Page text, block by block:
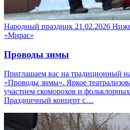
Народный праздник 21.02.2026
«Мирас»
Проводы зимы
Приглашаем вас на традиционный
«Проводы зимы». Яркое
участием скоморохов и
Праздничный концерт с…